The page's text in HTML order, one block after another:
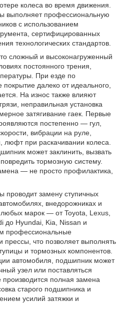
колеса во время движения.
выполняет профессиональную
с использованием
сертифицированных
технологических стандартов.
сложный и высоконагруженный
постоянного трения,
При езде по
покрытие далеко от идеального,
На износ также влияют
неправильная установка
затягивание гаек. Первые
постепенно — гул,
вибрации на руле,
при раскачивании колеса.
может заклинить, вызвать
тормозную систему.
— не просто профилактика,
проводит замену ступичных
внедорожниках и
марок — от Toyota, Lexus,
до Hyundai, Kia, Nissan и
профессиональные
прессы, что позволяет выполнять
и тормозных компонентов.
автомобиля, подшипник может
узел или поставляться
полная замена
старого подшипника и
усилий затяжки и